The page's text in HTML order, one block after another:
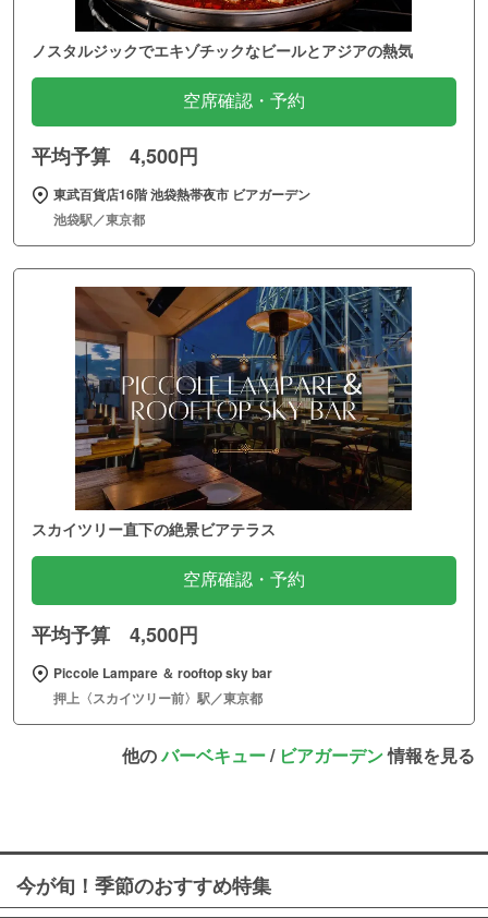
ノスタルジックでエキゾチックなビールとアジアの熱気
空席確認・予約
平均予算 4,500円
東武百貨店16階 池袋熱帯夜市 ビアガーデン
池袋駅／東京都
スカイツリー直下の絶景ビアテラス
空席確認・予約
平均予算 4,500円
Piccole Lampare ＆ rooftop sky bar
押上〈スカイツリー前〉駅／東京都
他のバーベキュー/ ビアガーデン情報を見る
今が旬！季節のおすすめ特集